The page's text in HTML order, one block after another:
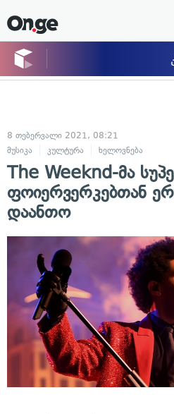
8 თებერვალი 2021, 08:21
მუსიკა
კულტურა ხელოვნება
The Weeknd-მა
ფოიერვერკებთან
დაანთო